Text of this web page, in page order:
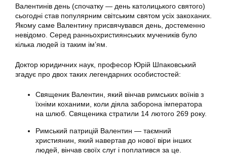
Валентинів день (спочатку — день католицького святого)
сьогодні став популярним світським святом усіх закоханих.
Якому саме Валентину присвячувався день, достеменно
невідомо. Серед ранньохристиянських мучеників було
кілька людей із таким ім’ям.
Доктор юридичних наук, професор Юрій Шпаковський
згадує про двох таких легендарних особистостей:
Священик Валентин, який вінчав римських воїнів з
їхніми коханими, коли діяла заборона імператора
на шлюб. Священика стратили 14 лютого 269 року.
Римський патрицій Валентин — таємний
християнин, який навертав до нової віри інших
людей, вінчав своїх слуг і поплатився за це.